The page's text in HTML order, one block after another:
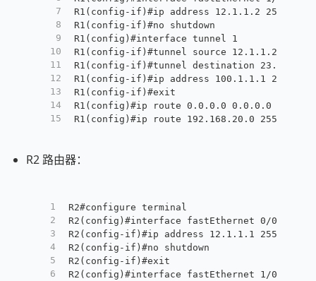
7
8
9
10
11
12
13
14
15
R1(config-if)#ip address 12.1.1.2
R1(config-if)#no shutdown
R1(config)#interface tunnel 1
R1(config-if)#tunnel source 12.1.1.2
R1(config-if)#tunnel destination 23.1.1.2
R1(config-if)#ip address 100.1.1.1
R1(config-if)#exit
R1(config)#ip route 0.0.0.0 0.0.0.0 f1/0
R1(config)#ip route 192.168.20.0
R2 路由器：
1
2
3
4
5
6
R2#configure terminal
R2(config)#interface fastEthernet 0/0
R2(config-if)#ip address 12.1.1.1
R2(config-if)#no shutdown
R2(config-if)#exit
R2(config)#interface fastEthernet 1/0